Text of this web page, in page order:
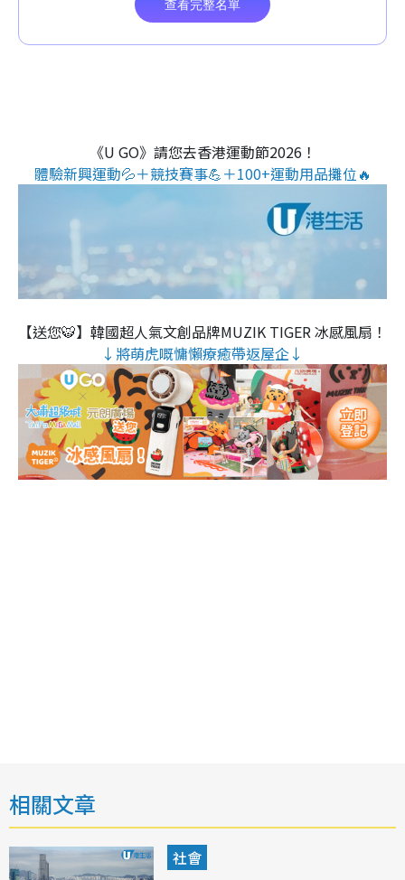
《U GO》請您去香港運動節2026！
體驗新興運動💦＋競技賽事💪＋100+運動用品攤位🔥
【送您🐯】韓國超人氣文創品牌MUZIK TIGER 冰感風扇！
↓將萌虎嘅慵懶療癒帶返屋企↓
相關文章
社會